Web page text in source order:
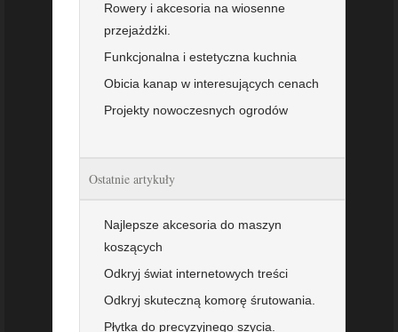
Rowery i akcesoria na wiosenne
przejażdżki.
Funkcjonalna i estetyczna kuchnia
Obicia kanap w interesujących cenach
Projekty nowoczesnych ogrodów
Ostatnie artykuły
Najlepsze akcesoria do maszyn
koszących
Odkryj świat internetowych treści
Odkryj skuteczną komorę śrutowania.
Płytka do precyzyjnego szycia.